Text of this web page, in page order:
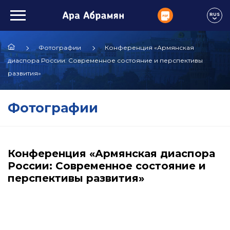
RUS
Фотографии
Конференция «Армянская
диаспора России: Современное состояние и перспективы
развития»
Фотографии
Конференция «Армянская диаспора
России: Современное состояние и
перспективы развития»